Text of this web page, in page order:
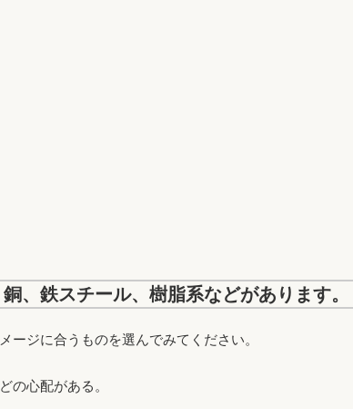
、鉄スチール、樹脂系などがあります。
ジに合うものを選んでみてください。
の心配がある。